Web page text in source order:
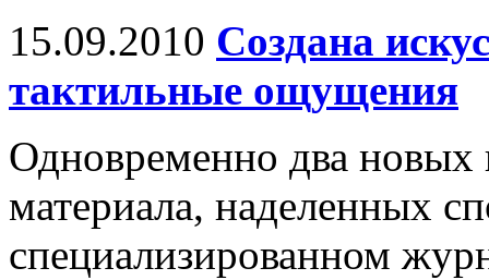
15.09.2010 Создана
тактильные ощущения
Одновременно два новых
материала, наделенных
специализированном